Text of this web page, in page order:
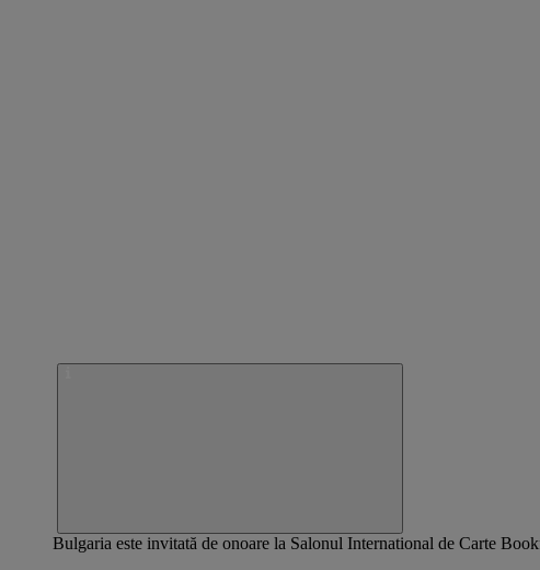
Bulgaria este invitată de onoare la Salonul International de Carte